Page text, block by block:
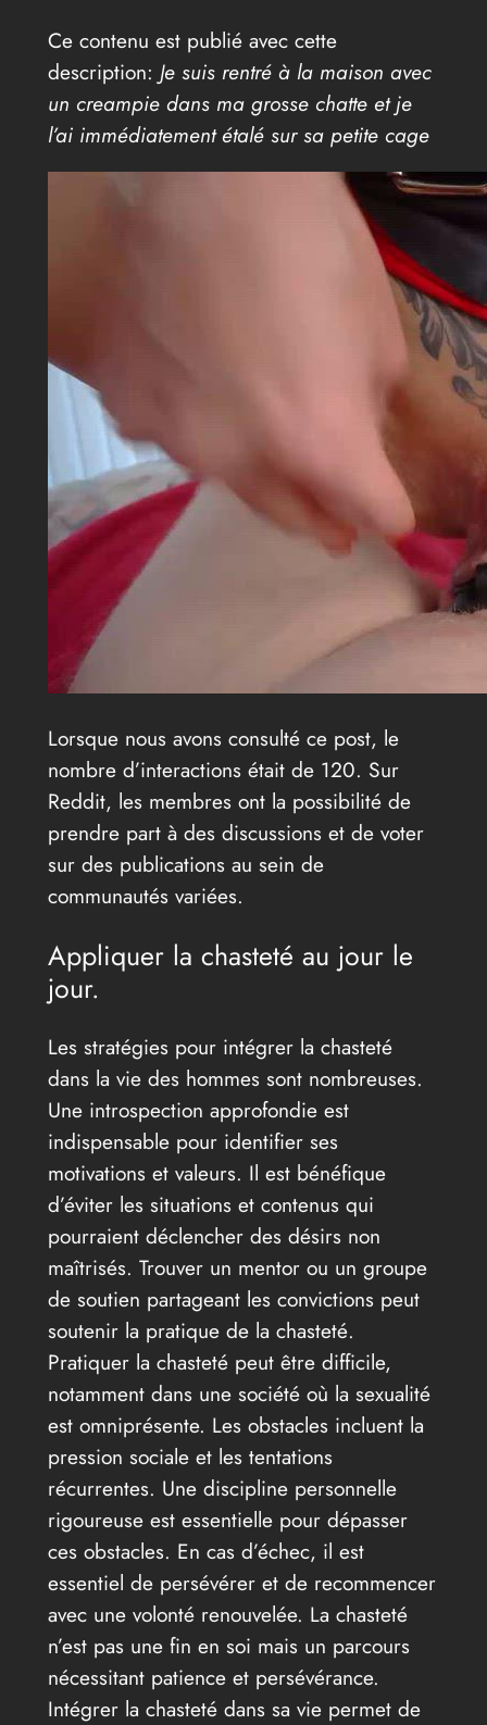
Ce contenu est publié avec cette
description: Je suis rentré à la maison avec
un creampie dans ma grosse chatte et je
l’ai immédiatement étalé sur sa petite cage
Lorsque nous avons consulté ce post, le
nombre d’interactions était de 120. Sur
Reddit, les membres ont la possibilité de
prendre part à des discussions et de voter
sur des publications au sein de
communautés variées.
Appliquer la chasteté au jour le
jour.
Les stratégies pour intégrer la chasteté
dans la vie des hommes sont nombreuses.
Une introspection approfondie est
indispensable pour identifier ses
motivations et valeurs. Il est bénéfique
d’éviter les situations et contenus qui
pourraient déclencher des désirs non
maîtrisés. Trouver un mentor ou un groupe
de soutien partageant les convictions peut
soutenir la pratique de la chasteté.
Pratiquer la chasteté peut être difficile,
notamment dans une société où la sexualité
est omniprésente. Les obstacles incluent la
pression sociale et les tentations
récurrentes. Une discipline personnelle
rigoureuse est essentielle pour dépasser
ces obstacles. En cas d’échec, il est
essentiel de persévérer et de recommencer
avec une volonté renouvelée. La chasteté
n’est pas une fin en soi mais un parcours
nécessitant patience et persévérance.
Intégrer la chasteté dans sa vie permet de